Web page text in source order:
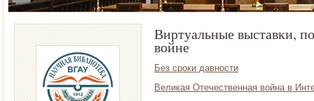
Виртуальные выставки,
войне
Без сроки давности
Великая Отечественная война в